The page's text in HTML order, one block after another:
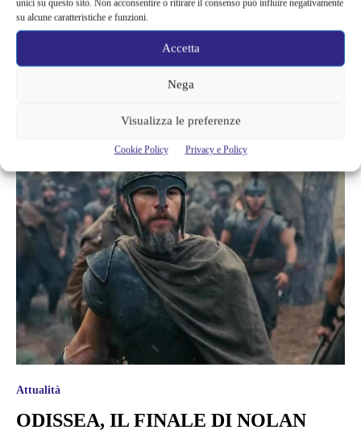
unici su questo sito. Non acconsentire o ritirare il consenso può influire negativamente
su alcune caratteristiche e funzioni.
Accetta
Nega
Visualizza le preferenze
Cookie Policy Privacy e Policy
SORPRENDENDO TUTTI, SU
NETFLIX ESISTE UN’ANTOLOGIA
INQUIETANTE CHE MESCOLA
FANTASCIENZA E FOLKLORE |
Attualità
ODISSEA, IL FINALE DI NOLAN